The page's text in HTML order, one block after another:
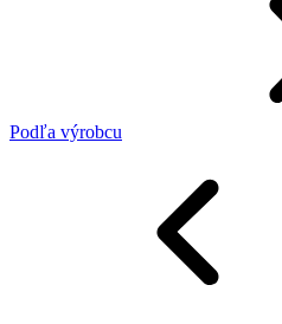
Podľa výrobcu